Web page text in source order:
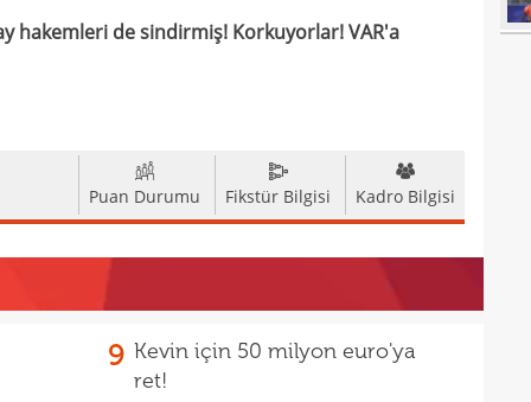
hakemleri de sindirmiş! Korkuyorlar! VAR'a
Puan Durumu Fikstür Bilgisi Kadro Bilgisi
9 Kevin için 50 milyon euro'ya
ret!